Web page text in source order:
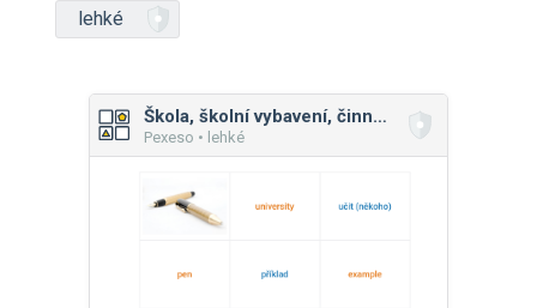
lehké
Škola, školní vybavení, činnosti
Pexeso • lehké